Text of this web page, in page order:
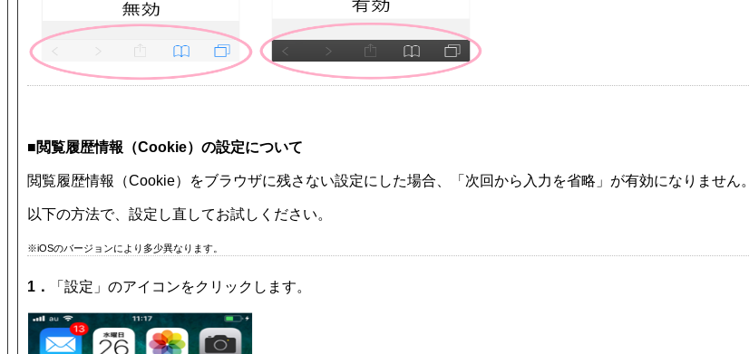
■閲覧履歴情報（Cookie）の設定について
閲覧履歴情報（Cookie）をブラウザに残さない設定にした場合、「次回から入力を省略」が有効になりません。
以下の方法で、設定し直してお試しください。
※iOSのバージョンにより多少異なります。
1． 「設定」のアイコンをクリックします。